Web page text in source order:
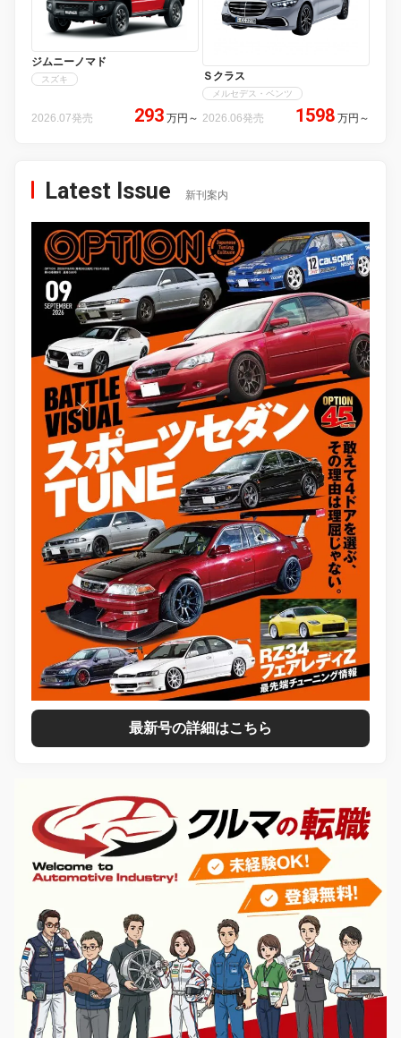
ジムニーノマド
スズキ
2026.07発売 293 万円 ～
Ｓクラス
メルセデス・ベンツ
2026.06発売 1598 万円 ～
Latest Issue 新刊案内
最新号の詳細はこちら